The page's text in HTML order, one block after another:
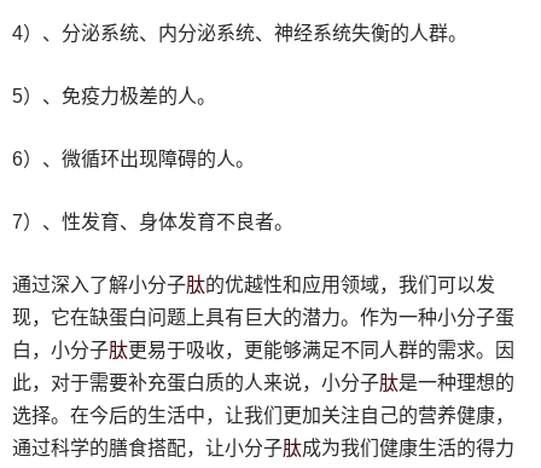
4）、分泌系统、内分泌系统、神经系统失衡的人群。
5）、免疫力极差的人。
6）、微循环出现障碍的人。
7）、性发育、身体发育不良者。
通过深入了解小分子肽的优越性和应用领域，我们可以发
现，它在缺蛋白问题上具有巨大的潜力。作为一种小分子蛋
白，小分子肽更易于吸收，更能够满足不同人群的需求。因
此，对于需要补充蛋白质的人来说，小分子肽是一种理想的
选择。在今后的生活中，让我们更加关注自己的营养健康，
通过科学的膳食搭配，让小分子肽成为我们健康生活的得力